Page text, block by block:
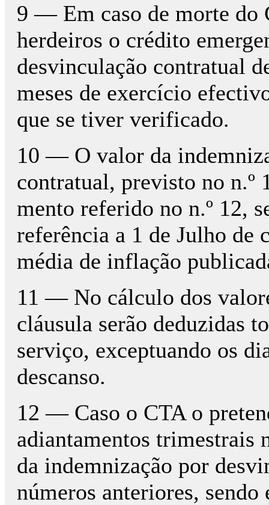
9 — Em caso de morte do
herdeiros o crédito
desvinculação contratual
meses de exercício
que se tiver verificado.
10 — O valor da
contratual, previsto no n.º
mento referido no n.º 12,
referência a 1 de Julho de
média de inflação
11 — No cálculo dos
cláusula serão deduzidas
serviço, exceptuando os
descanso.
12 — Caso o CTA o
adiantamentos trimestrais
da indemnização por
números anteriores, sendo